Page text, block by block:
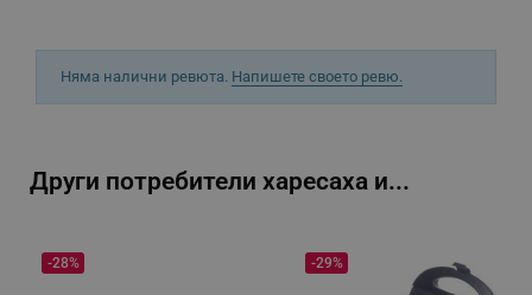
Няма налични ревюта. Напишете своето ревю.
Други потребители харесаха и...
-28% -29%
.alleop.bg